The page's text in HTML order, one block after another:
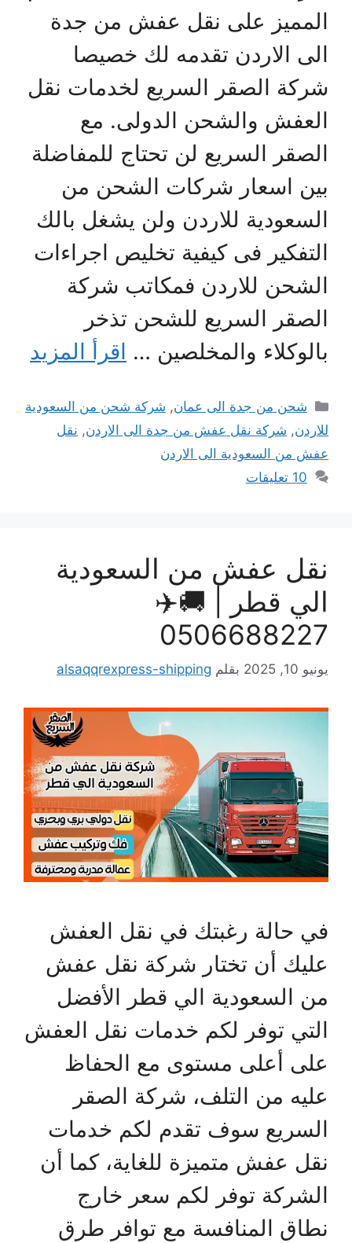
على نقل عفش من جدة
الاردن تقدمه لك خصيصا
الصقر السريع لخدمات نقل
والشحن الدولى. مع
السريع لن تحتاج للمفاضلة
اسعار شركات الشحن من
للاردن ولن يشغل بالك
فى كيفية تخليص اجراءات
للاردن فمكاتب شركة
السريع للشحن تذخر
والمخلصين … اقرأ المزيد
التصنيفات
شحن من جدة الى عمان,شركة شحن من السعودية
,شركة نقل عفش من جدة الى الاردن,نقل
من السعودية الى الاردن
10 تعليقات
عفش من السعودية
قطر | 🚚✈️
10, 2025 بقلم alsaqqrexpress-shipping
حالة رغبتك في نقل العفش
أن تختار شركة نقل عفش
السعودية الي قطر الأفضل
توفر لكم خدمات نقل العفش
أعلى مستوى مع الحفاظ
من التلف، شركة الصقر
سوف تقدم لكم خدمات
عفش متميزة للغاية، كما أن
توفر لكم سعر خارج
المنافسة مع توافر طرق